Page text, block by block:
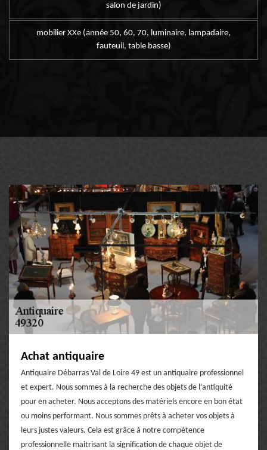
salon de jardin)
mobilier XXe (année 50, 60, 70, luminaire, lampadaire,
fauteuil, table basse)
Achat antiquaire
Antiquaire Débarras Val de Loire 49 est un antiquaire professionnel
et expert. Nous sommes à la recherche des objets de l’antiquité
pour en acheter. Nous acceptons des matériels encore en bon état
ou moins performant. Nous sommes prêts à acheter vos objets à
leurs justes valeurs. Cela est grâce à notre compétence
professionnelle maitrisant la signification de chaque objet de